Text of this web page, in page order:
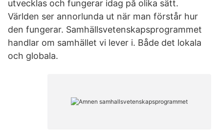
utvecklas och fungerar idag på olika sätt.
Världen ser annorlunda ut när man förstår hur
den fungerar. Samhällsvetenskapsprogrammet
handlar om samhället vi lever i. Både det lokala
och globala.